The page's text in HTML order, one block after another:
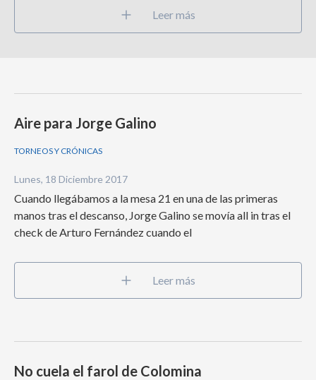
Leer más
Aire para Jorge Galino
TORNEOS Y CRÓNICAS
Lunes, 18 Diciembre 2017
Cuando llegábamos a la mesa 21 en una de las primeras
manos tras el descanso, Jorge Galino se movía all in tras el
check de Arturo Fernández cuando el
Leer más
No cuela el farol de Colomina